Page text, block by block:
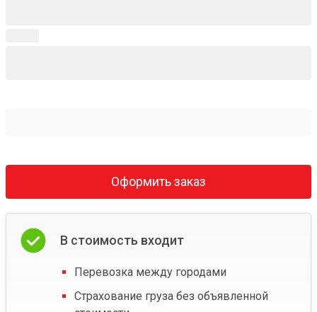
Оформить заказ
В стоимость входит
Перевозка между городами
Страхование груза без объявленной